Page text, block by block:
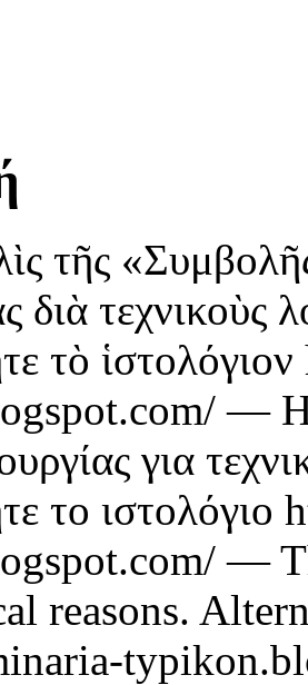
τῆς
διὰ τεχνικοὺς
τὸ
— Η
για
το
—
reasons.